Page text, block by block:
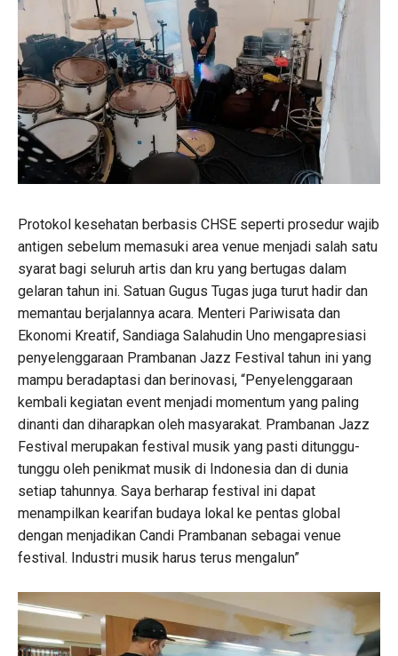
Protokol kesehatan berbasis CHSE seperti prosedur wajib
antigen sebelum memasuki area venue menjadi salah satu
syarat bagi seluruh artis dan kru yang bertugas dalam
gelaran tahun ini. Satuan Gugus Tugas juga turut hadir dan
memantau berjalannya acara. Menteri Pariwisata dan
Ekonomi Kreatif, Sandiaga Salahudin Uno mengapresiasi
penyelenggaraan Prambanan Jazz Festival tahun ini yang
mampu beradaptasi dan berinovasi, “Penyelenggaraan
kembali kegiatan event menjadi momentum yang paling
dinanti dan diharapkan oleh masyarakat. Prambanan Jazz
Festival merupakan festival musik yang pasti ditunggu-
tunggu oleh penikmat musik di Indonesia dan di dunia
setiap tahunnya. Saya berharap festival ini dapat
menampilkan kearifan budaya lokal ke pentas global
dengan menjadikan Candi Prambanan sebagai venue
festival. Industri musik harus terus mengalun”